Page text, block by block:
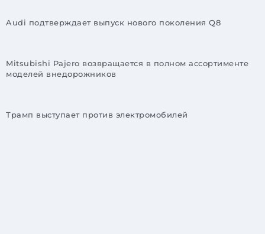
Audi подтверждает выпуск нового поколения Q8
Mitsubishi Pajero возвращается в полном ассортименте
моделей внедорожников
Трамп выступает против электромобилей